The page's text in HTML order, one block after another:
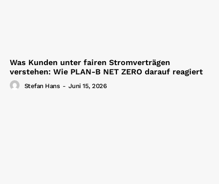
Was Kunden unter fairen Stromverträgen
verstehen: Wie PLAN-B NET ZERO darauf reagiert
Stefan Hans - Juni 15, 2026